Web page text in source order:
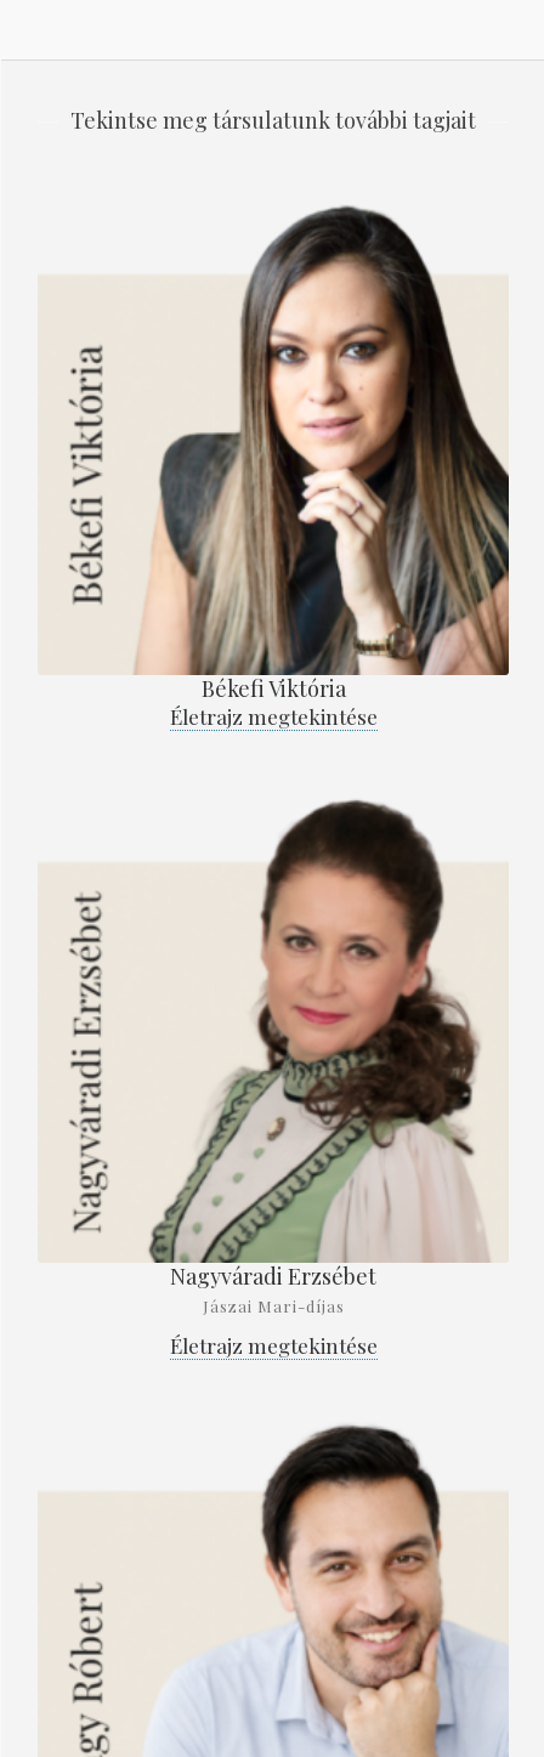
Tekintse meg társulatunk további tagjait
Békefi Viktória
Életrajz megtekintése
Nagyváradi Erzsébet
Jászai Mari-díjas
Életrajz megtekintése